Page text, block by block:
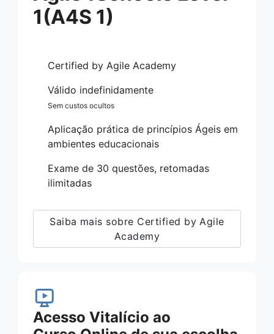
1(A4S 1)
Certified by Agile Academy
Válido indefinidamente
Sem custos ocultos
Aplicação prática de princípios Ágeis em
ambientes educacionais
Exame de 30 questões, retomadas
ilimitadas
Saiba mais sobre Certified by Agile
Academy
Acesso Vitalício ao